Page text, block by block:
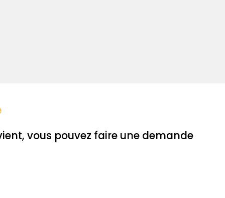
vous pouvez faire une demande